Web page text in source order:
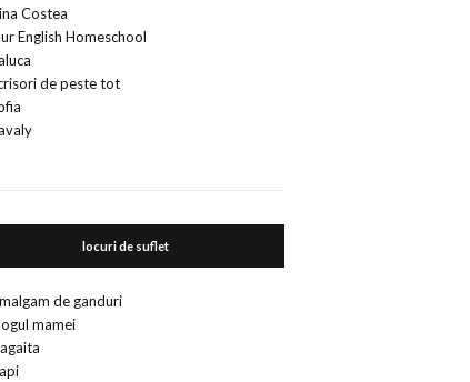
Costea
English Homeschool
de peste tot
locuri de suflet
de ganduri
mamei